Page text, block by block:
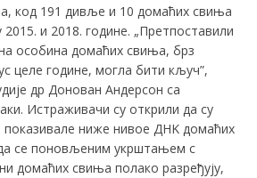
код 191 дивље и 10 домаћих свиња
и 2018. године. „Претпоставили
особина домаћих свиња, брз
целе године, могла бити кључ”,
др Донован Андерсон са
Истраживачи су открили да су
ниже нивое ДНK домаћих
се поновљеним укрштањем с
домаћих свиња полако разређују,